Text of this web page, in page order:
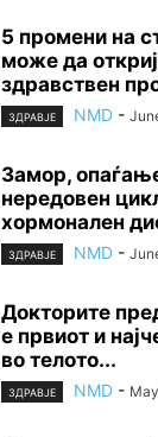
5 промени на
може да
здравствен
ЗДРАВЈЕ NMD -
Замор,
нередовен
хормонален
ЗДРАВЈЕ NMD -
Докторите
е првиот и
во телото...
ЗДРАВЈЕ NMD -